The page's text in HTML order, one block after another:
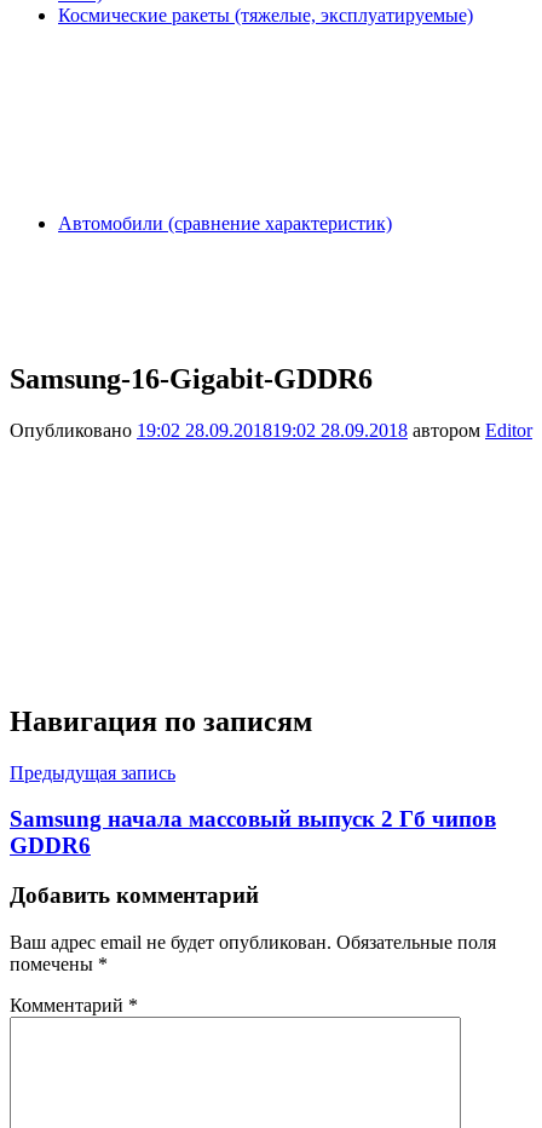
Космические ракеты (тяжелые, эксплуатируемые)
Автомобили (сравнение характеристик)
Samsung-16-Gigabit-GDDR6
Опубликовано 19:02 28.09.201819:02 28.09.2018 автором Editor
Навигация по записям
Предыдущая запись
Samsung начала массовый выпуск 2 Гб чипов
GDDR6
Добавить комментарий
Ваш адрес email не будет опубликован. Обязательные поля
помечены *
Комментарий *